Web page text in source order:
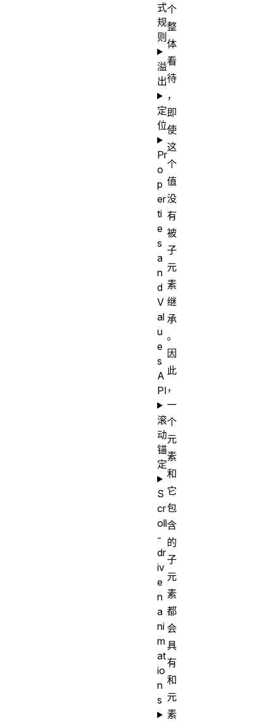
个
整
体
看
待
，
即
使
这
个
值
没
有
被
子
元
素
继
承
。
因
此
，
一
个
元
素
和
它
包
含
的
子
元
素
都
会
具
有
和
元
素
式
规
则
溢
出
定
位
Pr
o
p
er
ti
e
s
a
n
d
V
al
u
e
s
A
PI
滚
动
锚
定
S
cr
oll
-
dr
iv
e
n
a
ni
m
at
io
n
s